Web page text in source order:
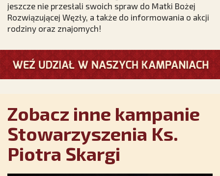
jeszcze nie przesłali swoich spraw do Matki Bożej
Rozwiązującej Węzły, a także do informowania o akcji
rodziny oraz znajomych!
Zobacz inne kampanie
Stowarzyszenia Ks.
Piotra Skargi